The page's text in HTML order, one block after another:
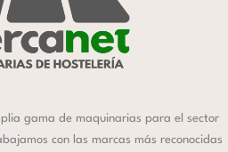
gama de maquinarias para el sector
con las marcas más reconocidas